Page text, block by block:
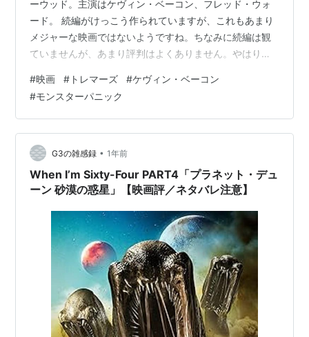
ーウッド。主演はケヴィン・ベーコン、フレッド・ウォ
ード。 続編がけっこう作られていますが、これもあまり
メジャーな映画ではないようですね。ちなみに続編は観
ていませんが、あまり評判はよくありません。やはりこ
ーフェクション。この町は住民が数十人しか住んでいな
くて、のんびりとした穏やかな町です。 そこで便利屋を
営むバルとアール。二人は悪態を付きながらも、どこか
楽し気に雑用をしていました。 しかし、いい加減その日
暮らしの生活に飽き飽きしたのか、一攫千金を求めて街
を出ていこうとします。もうこの辺の設…
#映画 # トレマーズ #ケヴィン・ベーコン
#モンスターパニック
G3の雑感録 • 1年前
When I’m Sixty-Four PART4「プラネット・デュ
ーン 砂漠の惑星」【映画評／ネタバレ注意】